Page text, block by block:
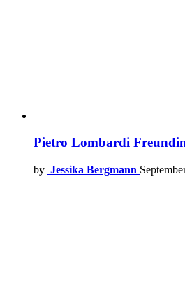
Pietro Lombardi
by Jessika Bergmann